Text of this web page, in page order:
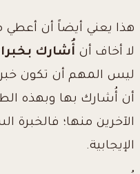
هذا يعني أيضاً أن أعطي
لا أخاف أن أُشارك
ليس المهم أن تكون
أن أُشارك بها وبهذه
الآخرين منها؛ فالخبرة
الإيجابية.